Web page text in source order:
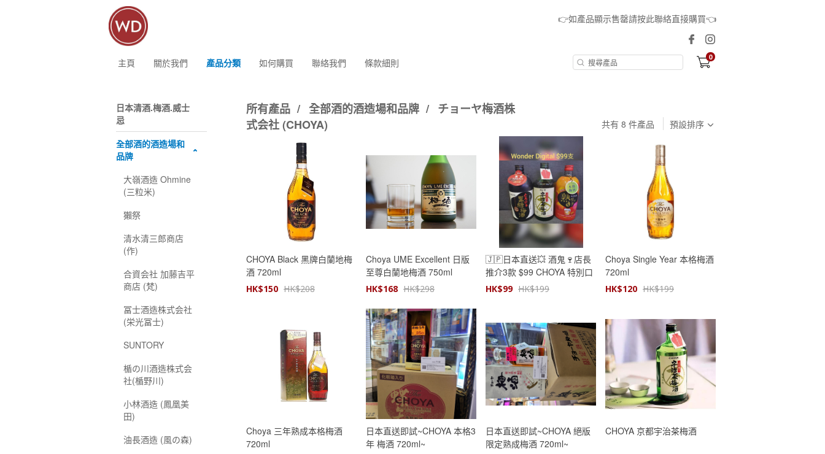
👉如產品顯示售罄請按此聯絡直接購買👈
主頁 關於我們 產品分類 如何購買 聯絡我們 條款細則 0
日本清酒.梅酒.威士
忌
全部酒的酒造場和
品牌
大嶺酒造 Ohmine
(三粒米)
獺祭
清水清三郎商店
(作)
合資会社 加藤吉平
商店 (梵)
冨士酒造株式会社
(栄光冨士)
SUNTORY
楯の川酒造株式会
社(楯野川)
小林酒造 (鳳凰美
田)
油長酒造 (風の森)
所有產品 / 全部酒的酒造場和品牌 / チョーヤ梅酒株
式会社 (CHOYA)
共有8 件產品 預設排序
CHOYA Black 黑牌白蘭地梅
酒 720ml
HK$150 HK$208
Choya UME Excellent 日版
至尊白蘭地梅酒 750ml
HK$168 HK$298
🇯🇵日本直送💥 酒鬼🍷店長
推介3款 $99 CHOYA 特別口
味梅酒
HK$99 HK$199
Choya Single Year 本格梅酒
720ml
HK$120 HK$199
Choya 三年熟成本格梅酒
720ml
日本直送即試~CHOYA 本格3
年 梅酒 720ml~
日本直送即試~CHOYA 絕版
限定熟成梅酒 720ml~
CHOYA 京都宇治茶梅酒